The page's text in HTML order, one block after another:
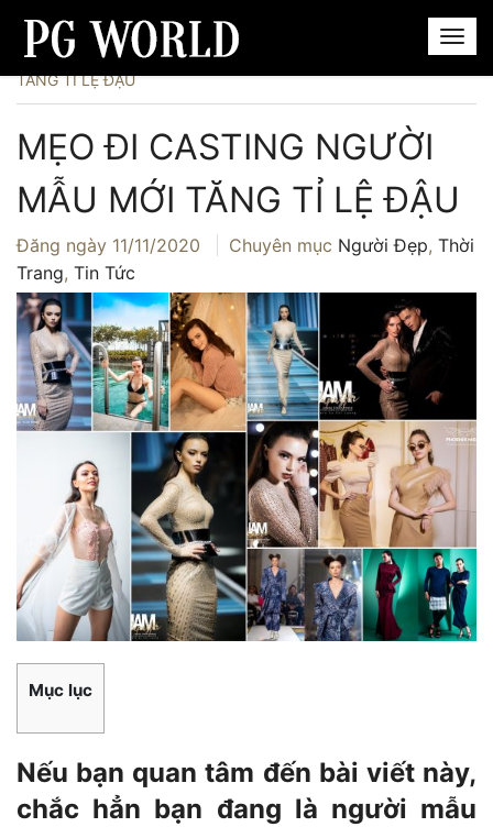
Trang chủ › Người Đẹp›MẸO ĐI CASTING NGƯỜI MẪU MỚI
TĂNG TỈ LỆ ĐẬU
MẸO ĐI CASTING NGƯỜI
MẪU MỚI TĂNG TỈ LỆ ĐẬU
Đăng ngày 11/11/2020 Chuyên mục Người Đẹp, Thời
Trang, Tin Tức
Mục lục
Nếu bạn quan tâm đến bài viết này,
chắc hẳn bạn đang là người mẫu